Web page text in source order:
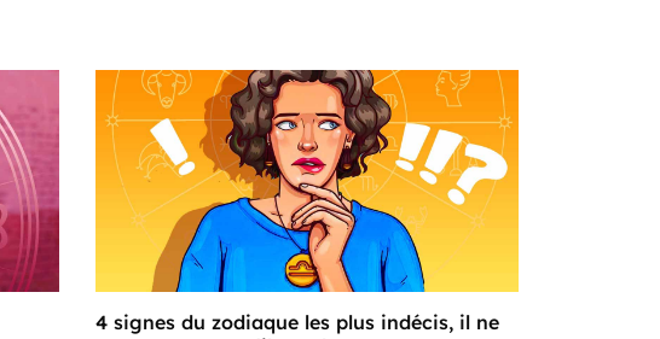
4 signes du zodiaque les plus indécis, il ne